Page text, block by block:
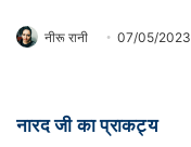
नीरू रानी 07/05/2023
नारद जी का प्राकट्य